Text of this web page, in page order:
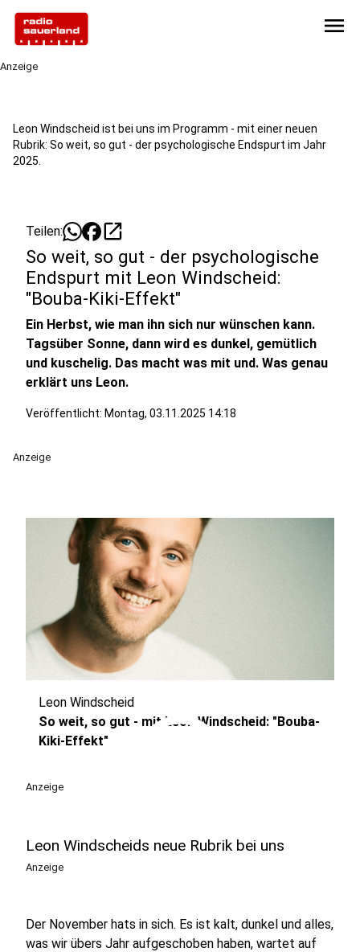
menu
Anzeige
Leon Windscheid ist bei uns im Programm - mit einer neuen
Rubrik: So weit, so gut - der psychologische Endspurt im Jahr
2025.
Teilen: open_in_new
So weit, so gut - der psychologische
Endspurt mit Leon Windscheid:
"Bouba-Kiki-Effekt"
Ein Herbst, wie man ihn sich nur wünschen kann.
Tagsüber Sonne, dann wird es dunkel, gemütlich
und kuschelig. Das macht was mit und. Was genau
erklärt uns Leon.
Veröffentlicht: Montag, 03.11.2025 14:18
Anzeige
play_circle
Leon Windscheid
So weit, so gut - mit Leon Windscheid: "Bouba-
Kiki-Effekt"
Anzeige
Leon Windscheids neue Rubrik bei uns
Anzeige
Der November hats in sich. Es ist kalt, dunkel und alles,
was wir übers Jahr aufgeschoben haben, wartet auf